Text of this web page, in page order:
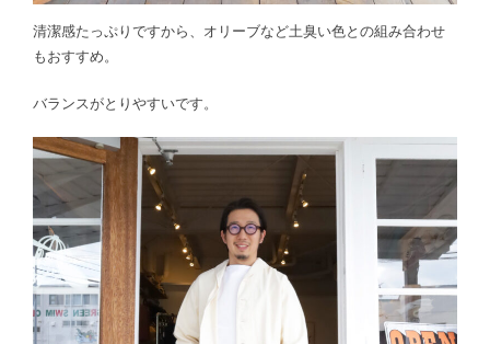
清潔感たっぷりですから、オリーブなど土臭い色との組み合わせ
もおすすめ。
バランスがとりやすいです。